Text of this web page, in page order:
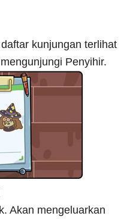
kunjungan terlihat
Penyihir.
Akan mengeluarkan